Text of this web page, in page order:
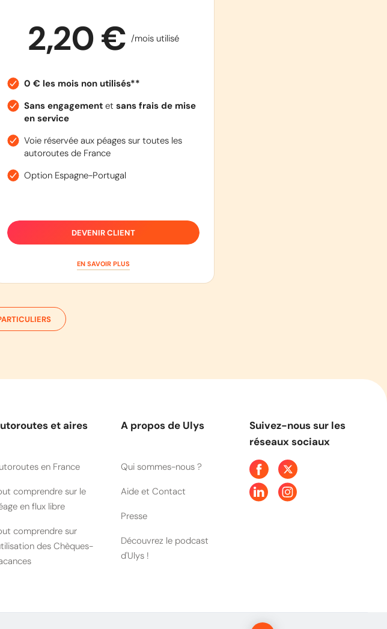
2,20 € /mois utilisé
0 € les mois non utilisés**
Sans engagementet sans frais de mise
en service
Voie réservée aux péages sur toutes les
autoroutes de France
Option Espagne-Portugal
DEVENIR CLIENT
EN SAVOIR PLUS
et aires
en France
comprendre sur le
en flux libre
comprendre sur
des Chèques-
A propos de Ulys
Qui sommes-nous ?
Aide et Contact
Presse
Découvrez le podcast
d'Ulys !
Suivez-nous sur les
réseaux sociaux